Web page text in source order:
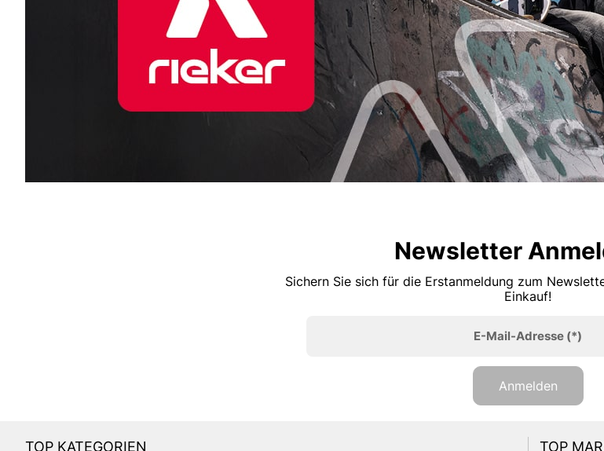
Newsletter
Sichern Sie sich für die Erstanmeldung zum
Einkauf!
E-Mail-Adresse(*)
Anmelden
TOP KATEGORIEN TOP